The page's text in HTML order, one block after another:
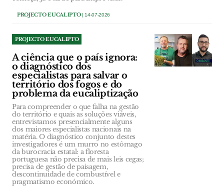
PROJECTO EUCALIPTO| 14-07-2026
PROJECTO EUCALIPTO
A ciência que o país ignora:
o diagnóstico dos
especialistas para salvar o
território dos fogos e do
problema da eucaliptização
Para compreender o que falha na gestão
do território e quais as soluções viáveis,
entrevistamos presencialmente alguns
dos maiores especialistas nacionais na
matéria. O diagnóstico conjunto destes
investigadores é um murro no estômago
da burocracia estatal: a floresta
portuguesa não precisa de mais leis cegas;
precisa de gestão de paisagem,
descontinuidade de combustível e
pragmatismo económico.